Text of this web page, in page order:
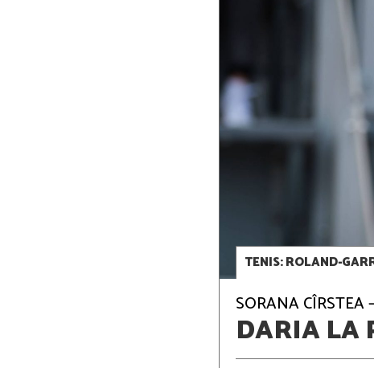
TENIS: ROLAND-
SORANA
DARIA LA